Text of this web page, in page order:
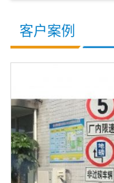
客户案例